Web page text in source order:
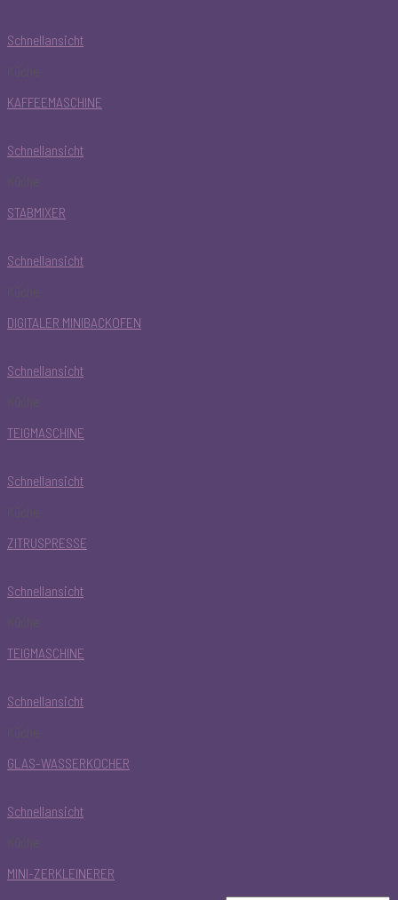
Schnellansicht
Küche
KAFFEEMASCHINE
Schnellansicht
Küche
STABMIXER
Schnellansicht
Küche
DIGITALER MINIBACKOFEN
Schnellansicht
Küche
TEIGMASCHINE
Schnellansicht
Küche
ZITRUSPRESSE
Schnellansicht
Küche
TEIGMASCHINE
Schnellansicht
Küche
GLAS-WASSERKOCHER
Schnellansicht
Küche
MINI-ZERKLEINERER